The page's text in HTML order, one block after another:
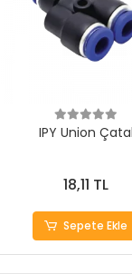
IPY Union Çatal
18,11 TL
Sepete Ekle